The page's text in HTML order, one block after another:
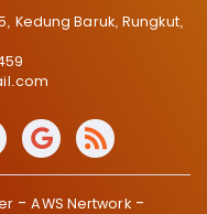
Kedung Baruk, Rungkut,
AWS Nertwork